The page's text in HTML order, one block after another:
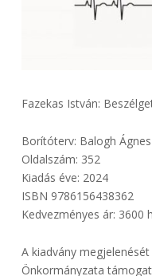
Fazekas István:
Borítóterv: Balogh
Oldalszám: 352
Kiadás éve: 2024
ISBN 9786156438362
Kedvezményes ár: 3600
A kiadvány
Önkormányzata